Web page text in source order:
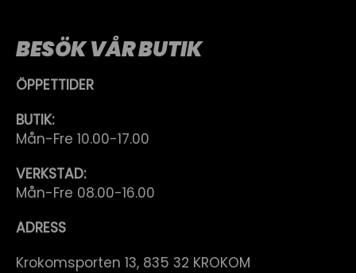
BESÖK VÅR BUTIK
ÖPPETTIDER
BUTIK:
Mån-Fre 10.00-17.00
VERKSTAD:
Mån-Fre 08.00-16.00
ADRESS
Krokomsporten 13, 835 32 KROKOM